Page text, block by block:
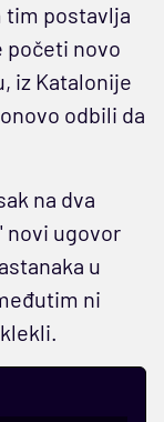
tim postavlja
početi novo
iz Katalonije
odbili da
na dva
novi ugovor
u
ni